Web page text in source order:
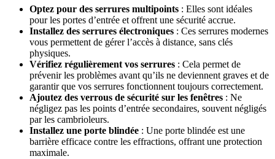
Optez pour des serrures multipoints : Elles sont idéales
pour les portes d’entrée et offrent une sécurité accrue.
Installez des serrures électroniques : Ces serrures modernes
vous permettent de gérer l’accès à distance, sans clés
physiques.
Vérifiez régulièrement vos serrures : Cela permet de
prévenir les problèmes avant qu’ils ne deviennent graves et de
garantir que vos serrures fonctionnent toujours correctement.
Ajoutez des verrous de sécurité sur les fenêtres : Ne
négligez pas les points d’entrée secondaires, souvent négligés
par les cambrioleurs.
Installez une porte blindée : Une porte blindée est une
barrière efficace contre les effractions, offrant une protection
maximale.